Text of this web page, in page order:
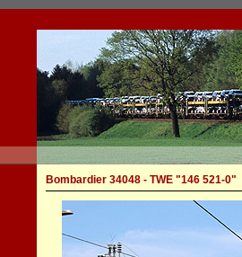
Bombardier 34048 - TWE "146 521-0"